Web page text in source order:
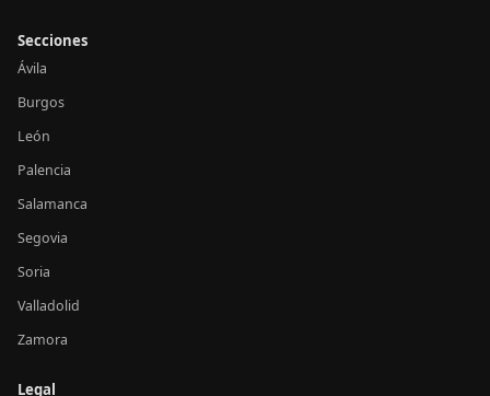
Secciones
Ávila
Burgos
León
Palencia
Salamanca
Segovia
Soria
Valladolid
Zamora
Legal